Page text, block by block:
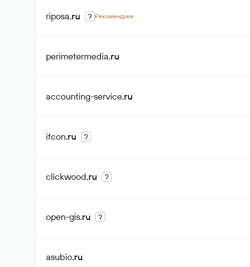
riposa.ru ? Рекомендуем
perimetermedia.ru
accounting-service.ru
ifcon.ru ?
clickwood.ru ?
open-gis.ru ?
asubio.ru